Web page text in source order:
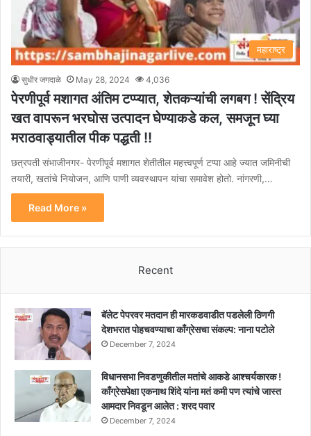
महाराष्ट्र
सुधीर जगदाळे May 28, 2024 4,036
पेरणीपूर्व मशागत अंतिम टप्प्यात, शेतकऱ्यांची लगबग ! सेंद्रिय
खत वापरून भरघोस उत्पादन घेण्याकडे कल, समजून घ्या
मराठवाड्यातील पीक पद्धती !!
छत्रपती संभाजीनगर- पेरणीपूर्व मशागत शेतीतील महत्त्वपूर्ण टप्पा आहे ज्यात जमिनीची
तयारी, खतांचे नियोजन, आणि पाणी व्यवस्थापन यांचा समावेश होतो. नांगरणी,…
Read More »
Recent
बॅलेट पेपरवर मतदान ही मारकडवाडीत पडलेली ठिणगी
देशभरात पोहचवण्याचा काँग्रेसचा संकल्प: नाना पटोले
December 7, 2024
विधानसभा निवडणुकीतील मतांचे आकडे आश्चर्यकारक !
काँग्रेसपेक्षा एकनाथ शिंदे यांना मतं कमी पण त्यांचे जास्त
आमदार निवडून आलेत : शरद पवार
December 7, 2024